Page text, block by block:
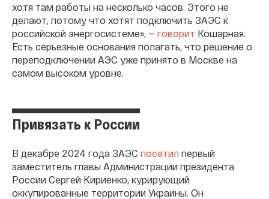
хотя там работы на несколько часов. Этого не
делают, потому что хотят подключить ЗАЭС к
российской энергосистеме», — говорит Кошарная.
Есть серьезные основания полагать, что решение о
переподключении АЭС уже принято в Москве на
самом высоком уровне.
Привязать к России
В декабре 2024 года ЗАЭС посетил первый
заместитель главы Администрации президента
России Сергей Кириенко, курирующий
оккупированные территории Украины. Он